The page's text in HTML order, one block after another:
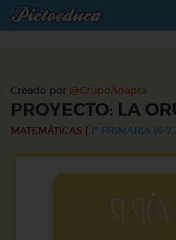
Creado por @GrupoAdapta
PROYECTO: LA
MATEMÁTICAS 1º PRIMARIA (6-7